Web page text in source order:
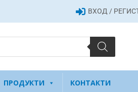
ВХОД /
ПРОДУКТИ КОНТАКТИ